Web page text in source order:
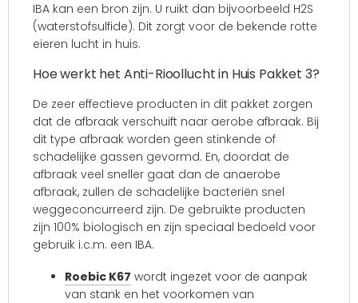
IBA kan een bron zijn. U ruikt dan bijvoorbeeld H2S
(waterstofsulfide). Dit zorgt voor de bekende rotte
eieren lucht in huis.
Hoe werkt het Anti-Rioollucht in Huis Pakket 3?
De zeer effectieve producten in dit pakket zorgen
dat de afbraak verschuift naar aerobe afbraak. Bij
dit type afbraak worden geen stinkende of
schadelijke gassen gevormd. En, doordat de
afbraak veel sneller gaat dan de anaerobe
afbraak, zullen de schadelijke bacteriën snel
weggeconcurreerd zijn. De gebruikte producten
zijn 100% biologisch en zijn speciaal bedoeld voor
gebruik i.c.m. een IBA.
Roebic K67 wordt ingezet voor de aanpak
van stank en het voorkomen van